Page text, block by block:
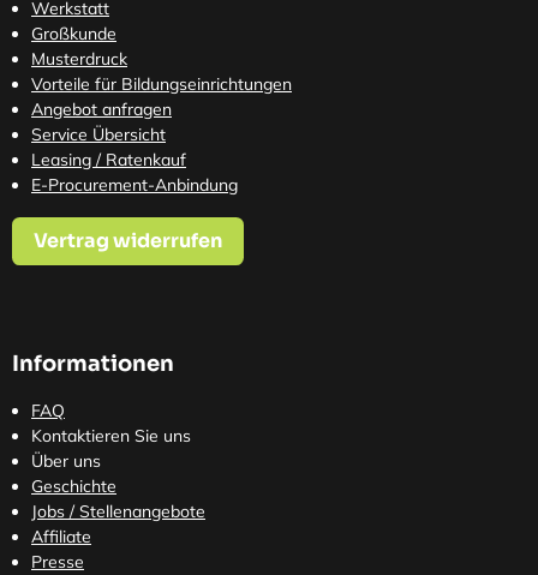
Werkstatt
Großkunde
Musterdruck
Vorteile für Bildungseinrichtungen
Angebot anfragen
Service Übersicht
Leasing / Ratenkauf
E-Procurement-Anbindung
Vertrag widerrufen
Informationen
FAQ
Kontaktieren Sie uns
Über uns
Geschichte
Jobs / Stellenangebote
Affiliate
Presse